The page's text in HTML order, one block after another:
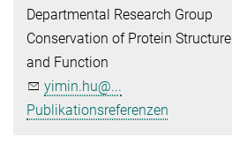
Departmental Research Group
Conservation of Protein Structure
and Function
yimin.hu@...
Publikationsreferenzen